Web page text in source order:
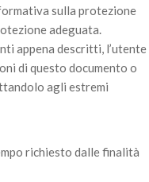
sulla protezione
adeguata.
appena descritti, l’utente
di questo documento o
agli estremi
richiesto dalle finalità